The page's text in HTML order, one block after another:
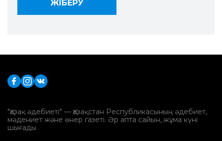
"Қазақ әдебиеті" — Қазақстан Республикасының әдебиет,
мәдениет және өнер газеті. Әр апта сайын, жұма күні
шығады.